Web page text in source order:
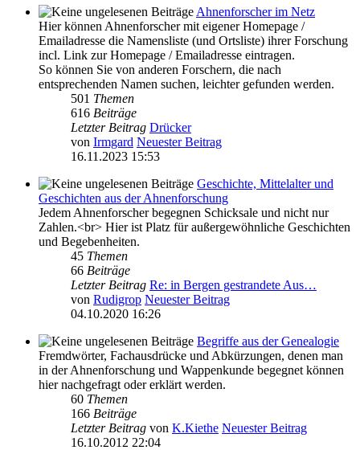
Ahnenforscher im Netz
Hier können Ahnenforscher mit eigener Homepage /
Emailadresse die Namensliste (und Ortsliste) ihrer Forschung
incl. Link zur Homepage / Emailadresse eintragen.
So können Sie von anderen Forschern, die nach
entsprechenden Namen suchen, leichter gefunden werden.
501 Themen
616 Beiträge
Letzter Beitrag Drücker
von Irmgard Neuester Beitrag
16.11.2023 15:53
Geschichte, Mittelalter und
Geschichten aus der Ahnenforschung
Jedem Ahnenforscher begegnen Schicksale und nicht nur
Zahlen.<br> Hier ist Platz für außergewöhnliche Geschichten
und Begebenheiten.
45 Themen
66 Beiträge
Letzter Beitrag Re: in Bergen gestrandete Aus…
von Rudigrop Neuester Beitrag
04.10.2020 16:26
Begriffe aus der Genealogie
Fremdwörter, Fachausdrücke und Abkürzungen, denen man
in der Ahnenforschung und Wappenkunde begegnet können
hier nachgefragt oder erklärt werden.
60 Themen
166 Beiträge
Letzter Beitrag von K.Kiethe Neuester Beitrag
16.10.2012 22:04